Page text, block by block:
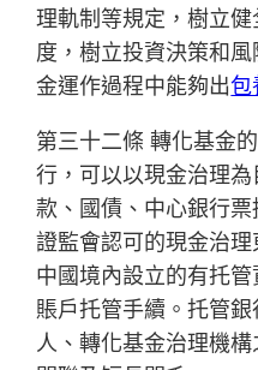
理軌制等規定，樹立
度，樹立投資決策和
金運作過程中能夠出包
第三十二條 轉化基金
行，可以以現金治理
款、國債、中心銀行
證監會認可的現金治
中國境內設立的有托
賬戶托管手續。托管
人、轉化基金治理機